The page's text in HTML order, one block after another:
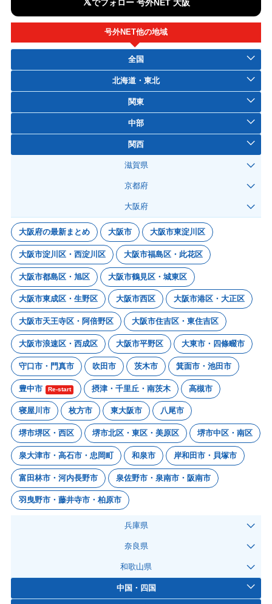
でフォロー 号外NET 大阪
号外NET他の地域
全国
北海道・東北
関東
中部
関西
滋賀県
京都府
大阪府
大阪府の最新まとめ 大阪市 大阪市東淀川区
大阪市淀川区・西淀川区 大阪市福島区・此花区
大阪市都島区・旭区 大阪市鶴見区・城東区
大阪市東成区・生野区 大阪市西区 大阪市港区・大正区
大阪市天王寺区・阿倍野区 大阪市住吉区・東住吉区
大阪市浪速区・西成区 大阪市平野区 大東市・四條畷市
守口市・門真市 吹田市 茨木市 箕面市・池田市
豊中市 Re-start 摂津・千里丘・南茨木 高槻市
寝屋川市 枚方市 東大阪市 八尾市
堺市堺区・西区 堺市北区・東区・美原区 堺市中区・南区
泉大津市・高石市・忠岡町 和泉市 岸和田市・貝塚市
富田林市・河内長野市 泉佐野市・泉南市・阪南市
羽曳野市・藤井寺市・柏原市
兵庫県
奈良県
和歌山県
中国・四国